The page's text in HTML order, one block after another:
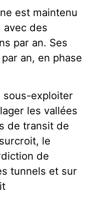
est maintenu
avec des
par an. Ses
an, en phase
sous-exploiter
les vallées
de transit de
le
de
tunnels et sur